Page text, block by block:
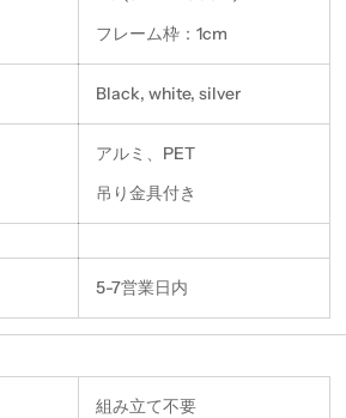
フレーム枠：1cm
Black, white, silver
アルミ、PET
吊り金具付き
5-7営業日内
組み立て不要